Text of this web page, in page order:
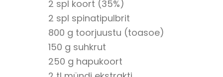
2 spl koort (35%)
2 spl spinatipulbrit
800 g toorjuustu (toasoe)
150 g suhkrut
250 g hapukoort